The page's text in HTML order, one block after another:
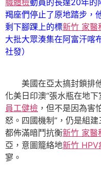
羯座們停止了原地踏步，
剩下腳踝上的標新竹 家醫
大批大眾湊集在阿富汗喀
社發）
美國在亞太搞封鎖排
化美日印澳“張水瓶在地
員工健檢 ，但不是因為害
怒。四國機制”，仍是組建
都佈滿暗鬥抗衡新竹 家醫
亞，意圖籠絡地新竹 HPV
寥。